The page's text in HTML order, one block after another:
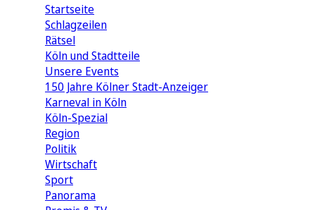
Startseite
Schlagzeilen
Rätsel
Köln und Stadtteile
Unsere Events
150 Jahre Kölner Stadt-Anzeiger
Karneval in Köln
Köln-Spezial
Region
Politik
Wirtschaft
Sport
Panorama